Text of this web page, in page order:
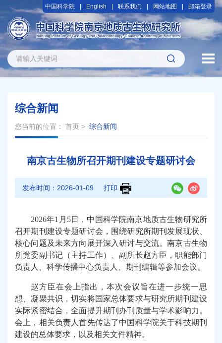
中国科学院 English 联系我们 网站地图 邮箱登录
综合新闻
您当前的位置： 首页 > 综合新闻
南京古生物所召开期刊建设专题研讨会
发布时间： 2026-01-09 打印
2026年1 月 5日，中国科学院南京地质古生物研究所
召开期刊建设专题研讨会，围绕研究所期刊发展现状、
核心问题及未来方向展开深入研讨与交流。南京古生物
所党委副书记（主持工作）、副所长赵方臣，职能部门
负责人、科学传播中心负责人、期刊编辑等参加会议。
赵方臣在会上指出，本次会议旨在进一步统一思
想、凝聚共识，切实将国家总体要求与研究所期刊建设
实际紧密结合，全面提升期刊办刊质量与学术影响力。
会上，相关负责人首先传达了中国科学院关于科技期刊
建设的总体要求，以及相关文件精神。